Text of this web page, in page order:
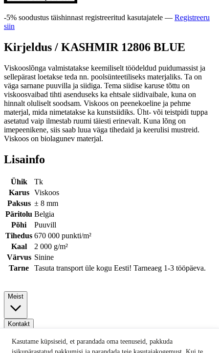
Kasutame küpsiseid, et parandada oma teenuseid, pakkuda
-5% soodustus täishinnast registreeritud kasutajatele — Registreeru
siin
Kirjeldus / KASHMIR 12806 BLUE
Viskooslõnga valmistatakse keemiliselt töödeldud puidumassist ja
sellepärast loetakse teda nn. poolsünteetiliseks materjaliks. Ta on
väga sarnane puuvilla ja siidiga. Tema siidise karuse tõttu on
viskoosvaibad tihti asenduseks ka ehtsale siidivaibale, kuna on
hinnalt oluliselt soodsam. Viskoos on peenekoeline ja pehme
materjal, mida nimetatakse ka kunstsiidiks. Üht- või teistpidi tuppa
asetatud vaip ilmestab ruumi täiesti erinevalt. Kuna lõng on
imepeenikene, siis saab luua väga tihedaid ja keerulisi mustreid.
Viskoos on biolagunev materjal.
Lisainfo
Ühik
Tk
Karus
Viskoos
Paksus ± 8 mm
Päritolu Belgia
Põhi
Puuvill
Tihedus 670 000 punkti/m²
Kaal
2 000 g/m²
Värvus Sinine
Tarne
Tasuta transport üle kogu Eesti! Tarneaeg 1-3 tööpäeva.
Meist
Kontakt